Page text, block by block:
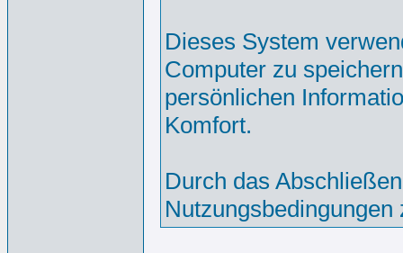
Dieses System
Computer zu
persönlichen
Komfort.
Durch das
Nutzungsbedingungen